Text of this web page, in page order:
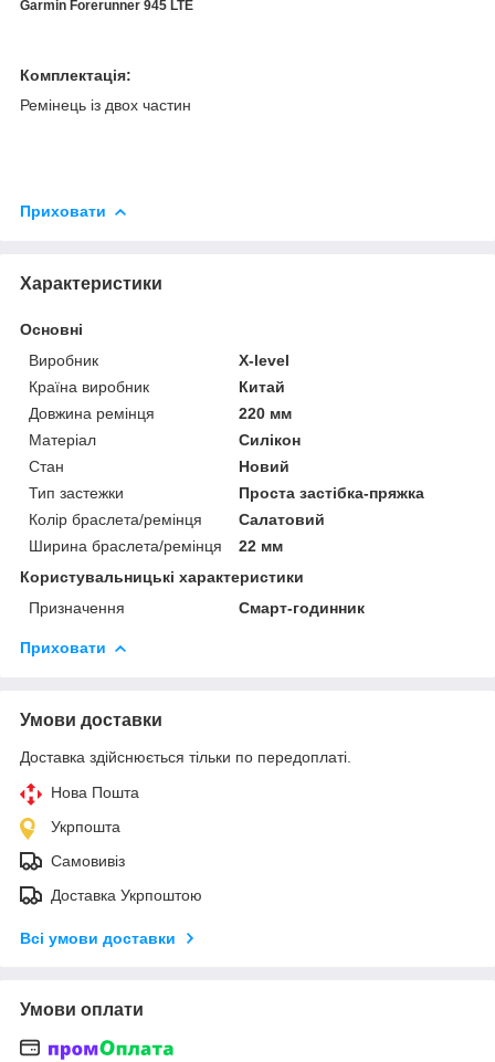
Garmin Forerunner 945 LTE
Комплектація:
Ремінець із двох частин
Приховати
Характеристики
Основні
Виробник
X-level
Країна виробник
Китай
Довжина ремінця
220 мм
Матеріал
Силікон
Стан
Новий
Тип застежки
Проста застібка-пряжка
Колір браслета/ремінця
Салатовий
Ширина браслета/ремінця
22 мм
Користувальницькі характеристики
Призначення
Смарт-годинник
Приховати
Умови доставки
Доставка здійснюється тільки по передоплаті.
Нова Пошта
Укрпошта
Самовивіз
Доставка Укрпоштою
Всі умови доставки
Умови оплати